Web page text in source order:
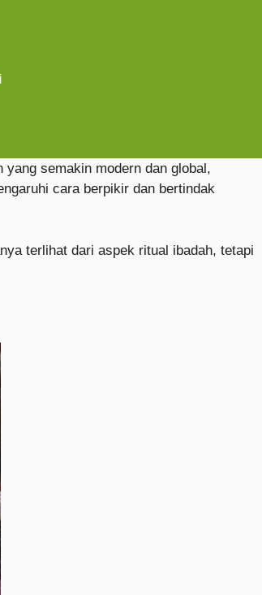
semakin modern dan global,
cara berpikir dan bertindak
terlihat dari aspek ritual ibadah, tetapi